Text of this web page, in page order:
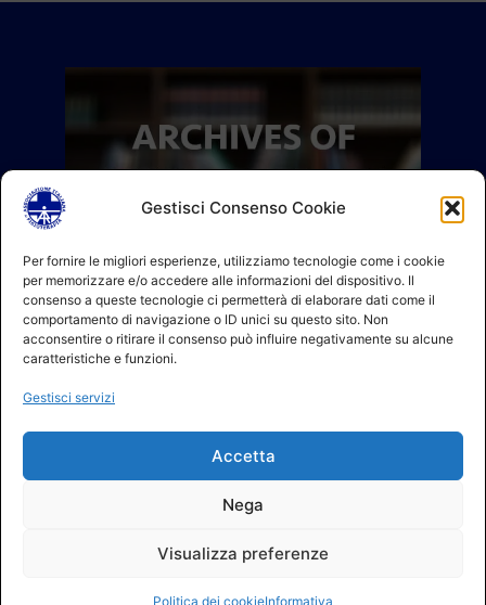
Gestisci Consenso Cookie
Per fornire le migliori esperienze, utilizziamo tecnologie come i cookie
per memorizzare e/o accedere alle informazioni del dispositivo. Il
consenso a queste tecnologie ci permetterà di elaborare dati come il
comportamento di navigazione o ID unici su questo sito. Non
acconsentire o ritirare il consenso può influire negativamente su alcune
caratteristiche e funzioni.
Gestisci servizi
Accetta
Nega
Visualizza preferenze
Politica dei cookieInformativa